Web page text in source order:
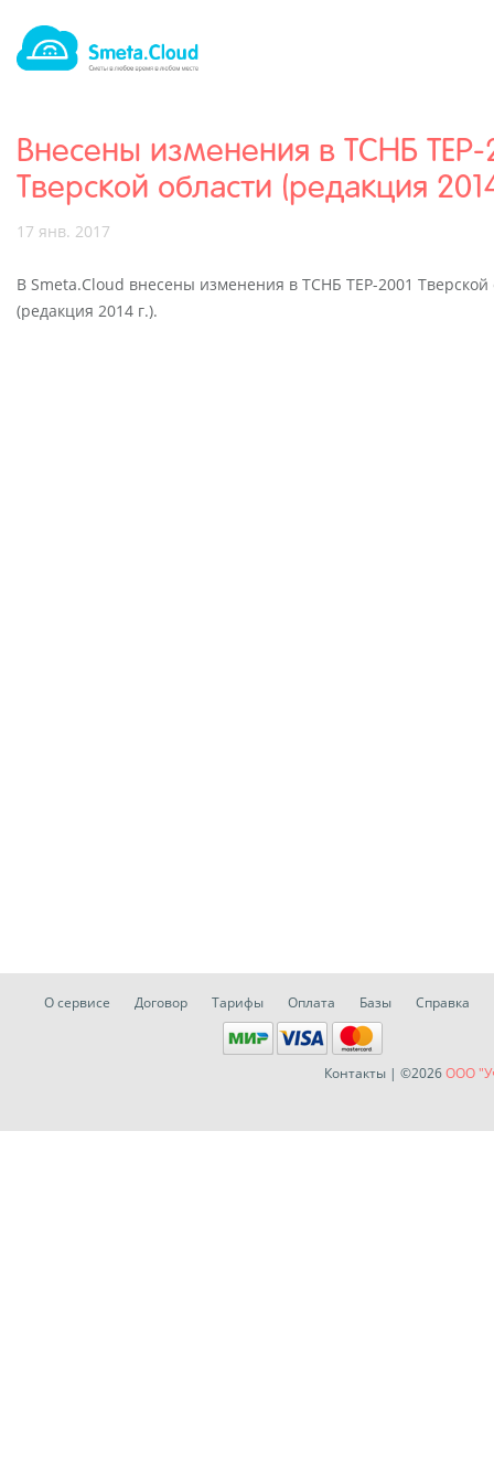
Внесены изменения в ТСНБ ТЕР-
Тверской области (редакция
17 янв. 2017
В Smeta.Cloud внесены изменения в ТСНБ ТЕР-2001 Тверской
(редакция 2014 г.).
О сервисе Договор Тарифы Оплата Базы Справка
Контакты | ©2026ООО